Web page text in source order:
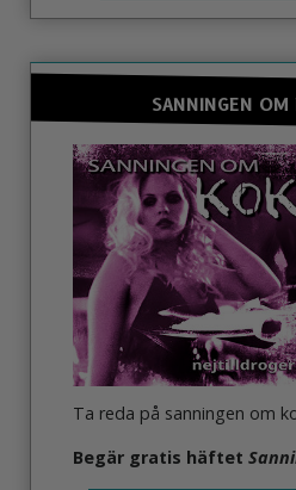
SANNINGEN OM
Ta reda på sanningen om
Begär gratis häftet